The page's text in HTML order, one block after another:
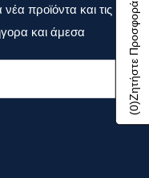
προϊόντα και τις
και άμεσα
(
0
)
Ζητήστε Προσφορά